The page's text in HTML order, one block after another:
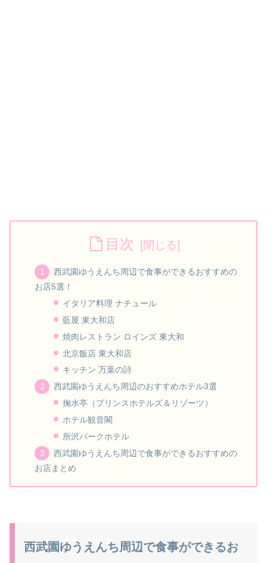
目次
西武園ゆうえんち周辺で食事ができるおすすめの
お店5選！
イタリア料理 ナチュール
藍屋 東大和店
焼肉レストラン ロインズ 東大和
北京飯店 東大和店
キッチン 万葉の詩
西武園ゆうえんち周辺のおすすめホテル3選
掬水亭（プリンスホテルズ＆リゾーツ）
ホテル観音閣
所沢パークホテル
西武園ゆうえんち周辺で食事ができるおすすめの
お店まとめ
西武園ゆうえんち周辺で食事ができるお